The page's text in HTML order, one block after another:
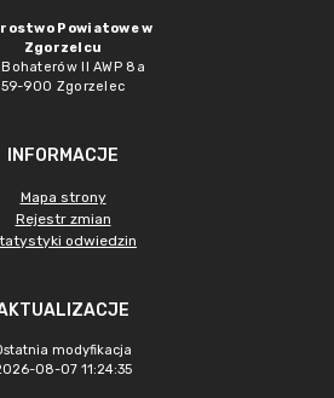
Powiatowe w
Zgorzelcu
II AWP 8a
59-900 Zgorzelec
INFORMACJE
Mapa strony
Rejestr zmian
odwiedzin
modyfikacja
08-07 11:24:35